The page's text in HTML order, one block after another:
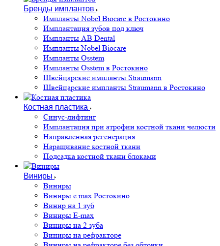
Бренды имплантов
Импланты Nobel Biocare в Ростокино
Имплантация зубов под ключ
Импланты AB Dental
Импланты Nobel Biocare
Импланты Osstem
Импланты Osstem в Ростокино
Швейцарские импланты Straumann
Швейцарские импланты Straumann в Ростокино
Костная пластика
Cинус-лифтинг
Имплантация при атрофии костной ткани челюсти
Направленная регенерация
Наращивание костной ткани
Подсадка костной ткани блоками
Виниры
Виниры
Виниры e.max Ростокино
Винир на 1 зуб
Виниры E-max
Виниры на 2 зуба
Виниры на рефракторе